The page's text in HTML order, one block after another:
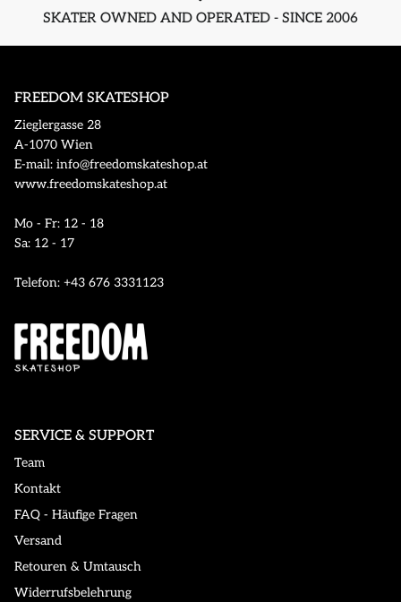
SKATER OWNED AND OPERATED - SINCE 2006
FREEDOM SKATESHOP
Zieglergasse 28
A-1070 Wien
E-mail: info@freedomskateshop.at
www.freedomskateshop.at
Mo - Fr: 12 - 18
Sa: 12 - 17
Telefon: +43 676 3331123
SERVICE & SUPPORT
Team
Kontakt
FAQ - Häufige Fragen
Versand
Retouren & Umtausch
Widerrufsbelehrung